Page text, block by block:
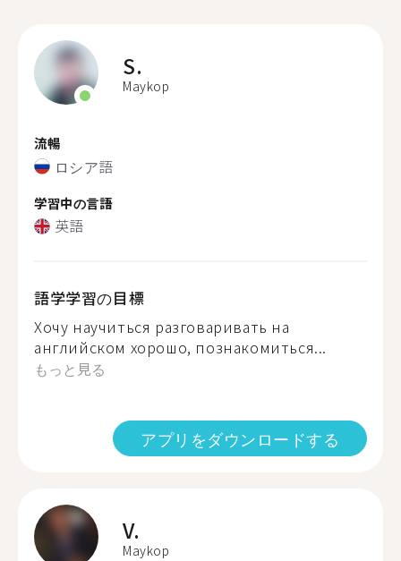
S.
Maykop
流暢
ロシア語
学習中の言語
英語
語学学習の目標
Хочу научиться разговаривать на
английском хорошо, познакомиться...
もっと見る
アプリをダウンロードする
V.
Maykop